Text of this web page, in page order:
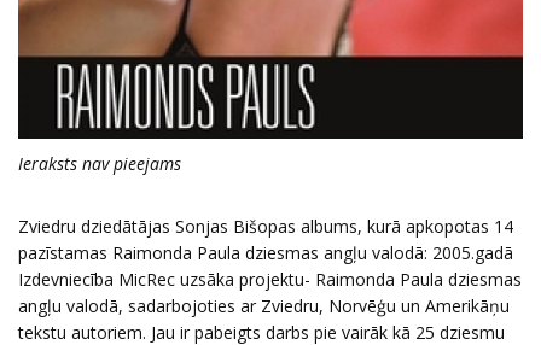
Ieraksts nav pieejams
Zviedru dziedātājas Sonjas Bišopas albums, kurā apkopotas 14
pazīstamas Raimonda Paula dziesmas angļu valodā: 2005.gadā
Izdevniecība MicRec uzsāka projektu- Raimonda Paula dziesmas
angļu valodā, sadarbojoties ar Zviedru, Norvēģu un Amerikāņu
tekstu autoriem. Jau ir pabeigts darbs pie vairāk kā 25 dziesmu